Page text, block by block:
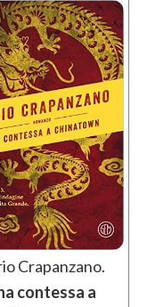
Crapanzano.
contessa a